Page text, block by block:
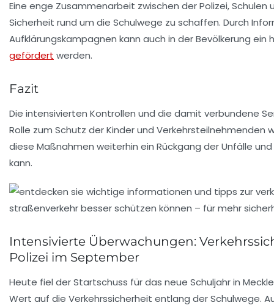
Eine enge Zusammenarbeit zwischen der Polizei,
Sicherheit rund um die Schulwege zu schaffen. Durch
Aufklärungskampagnen kann auch in der Bevölkerung
gefördert werden.
Fazit
Die intensivierten Kontrollen und die damit verbundene
Rolle zum Schutz der Kinder und Verkehrsteilnehmenden
diese Maßnahmen weiterhin ein Rückgang der Unfälle
kann.
Intensivierte Überwachungen:
Polizei im September
Heute fiel der Startschuss für das neue Schuljahr in
Wert auf die Verkehrssicherheit entlang der Schulwege.